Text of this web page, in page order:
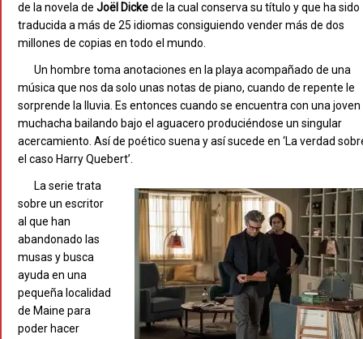
de la novela de Joël Dickede la cual conserva su título y que ha sido
traducida a más de 25 idiomas consiguiendo vender más de dos
millones de copias en todo el mundo.
Un hombre toma anotaciones en la playa acompañado de una
música que nos da solo unas notas de piano, cuando de repente le
sorprende la lluvia. Es entonces cuando se encuentra con una joven
muchacha bailando bajo el aguacero produciéndose un singular
acercamiento. Así de poético suena y así sucede en ‘La verdad
el caso Harry Quebert’.
La serie trata
sobre un escritor
al que han
abandonado las
musas y busca
ayuda en una
pequeña localidad
de Maine para
poder hacer